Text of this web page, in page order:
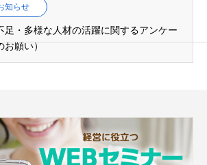
知らせ
足・多様な人材の活躍に関するアンケー
お願い）